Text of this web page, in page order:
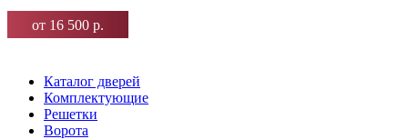
от 16 500 р.
Каталог дверей
Комплектующие
Решетки
Ворота